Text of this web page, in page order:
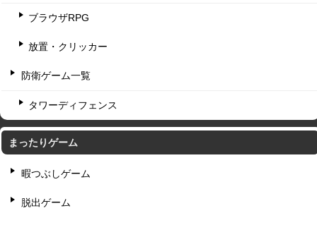
ブラウザRPG
放置・クリッカー
防衛ゲーム一覧
タワーディフェンス
まったりゲーム
暇つぶしゲーム
脱出ゲーム